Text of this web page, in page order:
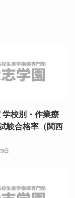
学校別・作業療
験合格率（関西
日